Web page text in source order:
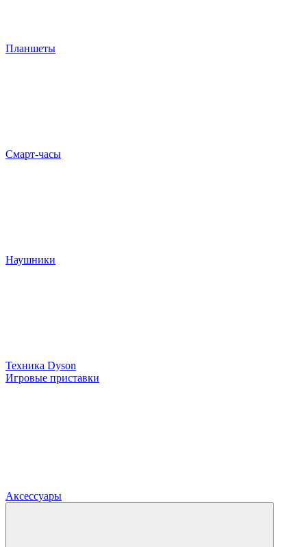
Планшеты
Смарт-часы
Наушники
Техника Dyson
Игровые приставки
Аксессуары